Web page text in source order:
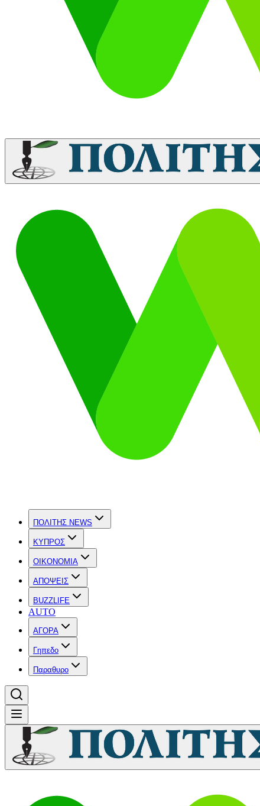
ΠΟΛΙΤΗΣ NEWS
ΚΥΠΡΟΣ
OIKONOMIA
ΑΠΟΨΕΙΣ
BUZZLIFE
AUTO
ΑΓΟΡΑ
Γηπεδο
Παραθυρο